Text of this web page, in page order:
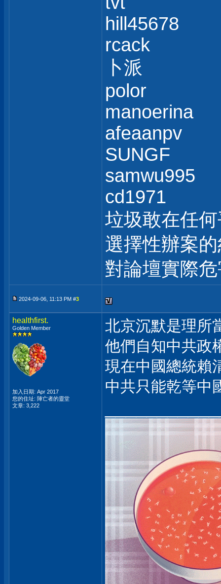
hill45678
rcack
卜派
polor
manoerina
afeaanpv
SUNGF
samwu995
cd1971
垃圾敢在任
選擇性辦案
對論壇實際
2024-09-06, 11:13 PM #3
healthfirst.
Golden Member
加入日期: Apr 2017
您的住址: 陣亡者的靈堂
文章: 3,222
北京沉默是理所
他們自知中共政
現在中國總統賴
中共只能乾等中